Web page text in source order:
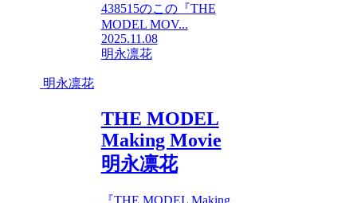
438515のこの『THE
MODEL MOV...
2025.11.08
明永凛花
明永凛花
THE MODEL
Making Movie
明永凛花